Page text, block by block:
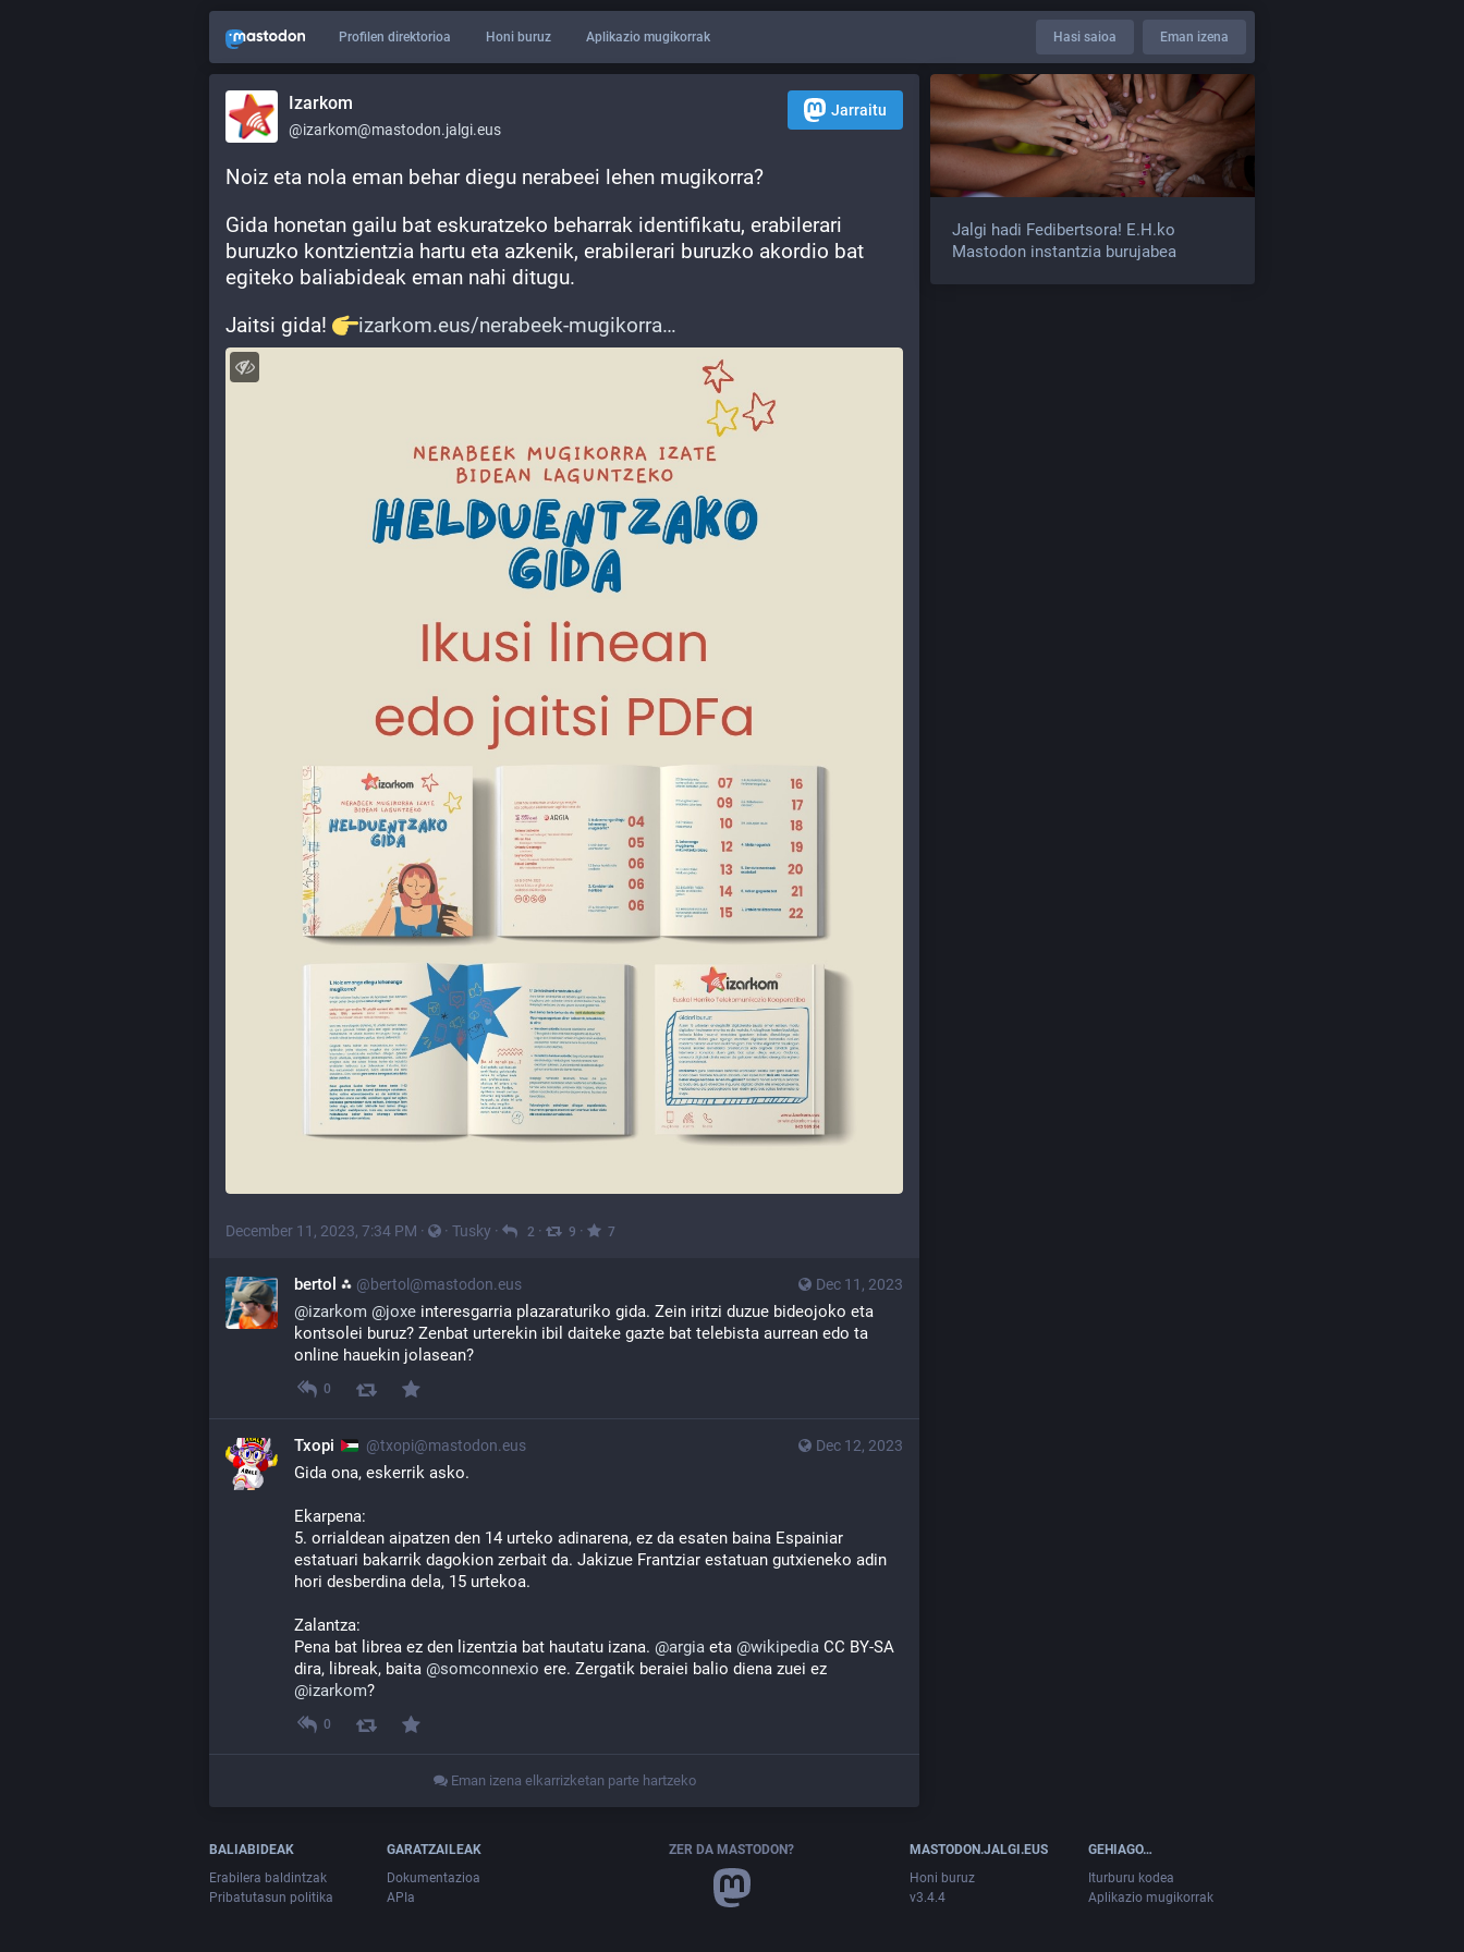
Profilen direktorioa Honi buruz Aplikazio mugikorrak Hasi saioa Eman izena
Izarkom
@izarkom@mastodon.jalgi.eus
Jarraitu
Noiz eta nola eman behar diegu nerabeei lehen mugikorra?
Gida honetan gailu bat eskuratzeko beharrak identifikatu, erabilerari
buruzko kontzientzia hartu eta azkenik, erabilerari buruzko akordio bat
egiteko baliabideak eman nahi ditugu.
Jaitsi gida!
izarkom.eus/nerabeek-mugikorra
December 11, 2023, 7:34 PM · · Tusky · 2 · 9 · 7
Dec 11, 2023
bertol ⁂ @bertol@mastodon.eus
@izarkom @joxe interesgarria plazaraturiko gida. Zein iritzi duzue bideojoko eta
kontsolei buruz? Zenbat urterekin ibil daiteke gazte bat telebista aurrean edo ta
online hauekin jolasean?
0
Dec 12, 2023
Txopi @txopi@mastodon.eus
Gida ona, eskerrik asko.
Ekarpena:
5. orrialdean aipatzen den 14 urteko adinarena, ez da esaten baina Espainiar
estatuari bakarrik dagokion zerbait da. Jakizue Frantziar estatuan gutxieneko adin
hori desberdina dela, 15 urtekoa.
Zalantza:
Pena bat librea ez den lizentzia bat hautatu izana. @argia eta @wikipedia CC BY-SA
dira, libreak, baita @somconnexio
@izarkom?
0
Eman izena elkarrizketan parte hartzeko
Jalgi hadi Fedibertsora! E.H.ko
Mastodon instantzia burujabea
BALIABIDEAK
Erabilera baldintzak
Pribatutasun politika
GARATZAILEAK
Dokumentazioa
APIa
ZER DA MASTODON?
MASTODON.JALGI.EUS
Honi buruz
v3.4.4
GEHIAGO…
Iturburu kodea
Aplikazio mugikorrak